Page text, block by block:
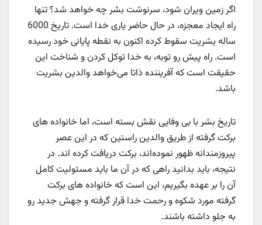
اگر زمین ویران شود، سرنوشت بشر چه خواهد شد؟ تنها
راه ایجاد معجزه، در حال حاضر یاری خدا است. تاریخ 6000
ساله بشریت سقوط کرده اکنون به نقطه پایانی خود رسیده
است. راه پیش رو توبه، به خدا توکل کردن و شناخت این
حقیقت است که آفریننده ذاتا می‌خواهد والدین بشریت
باشد.
تاریخ بشر با بی وفایی نقش بسته است، اما خانواده های
برکت گرفته از طریق والدین راستین که در این عصر
پیروزمندانه ظهور نموده‌اند، برکت دریافت کرده اند. در
نتیجه، باید بدانید راهی که در آن ما باید مسئولیت کامل
آن را بر عهده بگیریم، این است که خانواده های برکت
گرفته مورد شکوه و رحمت خدا ​​قرار گرفته و جهش جدید رو
به جلو داشته باشند.